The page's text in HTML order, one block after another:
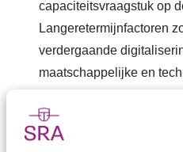
capaciteitsvraagstuk op
Langeretermijnfactoren
verdergaande
maatschappelijke en
Wij herkennen het
kader vinden we het